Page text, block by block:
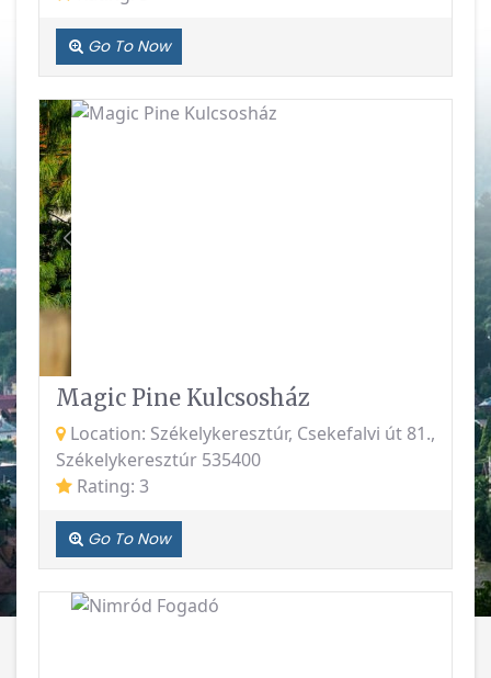
Go To Now
Previous
Location: Székelykeresztúr, Csekefalvi út 81.,
Székelykeresztúr 535400
Rating: 3
Go To Now